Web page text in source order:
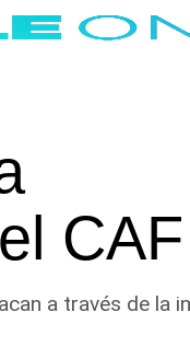
CAF
a través de la